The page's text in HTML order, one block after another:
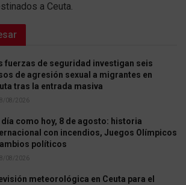
a Ceuta.
fuerzas de seguridad investigan seis
de agresión sexual a migrantes en
tras la entrada masiva
08/2026
día como hoy, 8 de agosto: historia
con incendios, Juegos Olímpicos
políticos
08/2026
meteorológica en Ceuta para el